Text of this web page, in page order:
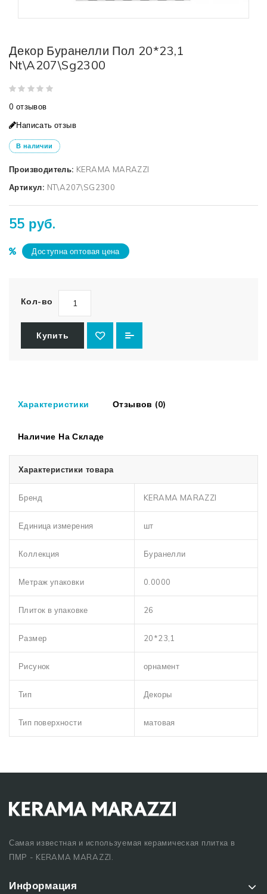
Декор Буранелли Пол 20*23,1
Nt\A207\Sg2300
0 отзывов
Написать отзыв
В наличии
Производитель: KERAMA MARAZZI
Артикул: NT\A207\SG2300
55 руб.
Доступна оптовая цена
Кол-во
Купить
Характеристики Отзывов (0)
Наличие На Складе
Характеристики товара
Бренд KERAMA MARAZZI
Единица измерения шт
Коллекция Буранелли
Метраж упаковки 0.0000
Плиток в упаковке 26
Размер 20*23,1
Рисунок орнамент
Тип Декоры
Тип поверхности матовая
Самая известная и используемая керамическая плитка в
ПМР - KERAMA MARAZZI.
Информация